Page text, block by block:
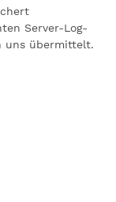
Server-Log-
uns übermittelt.